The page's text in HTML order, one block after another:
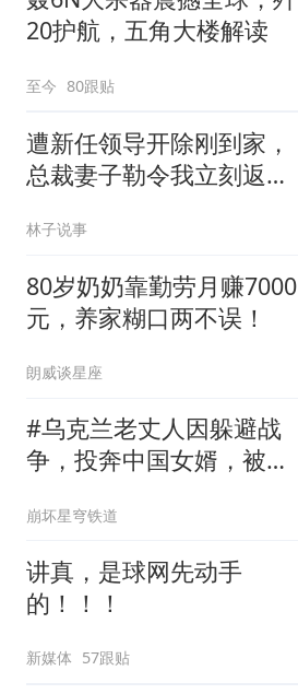
20护航，五角大楼解读
至今 80跟贴
遭新任领导开除刚到家，
总裁妻子勒令我立刻返
林子说事
80岁奶奶靠勤劳月赚7000
元，养家糊口两不误！
朗威谈星座
#乌克兰老丈人因躲避战
争，投奔中国女婿，被眼
崩坏星穹铁道
讲真，是球网先动手
的！！！
新媒体 57跟贴